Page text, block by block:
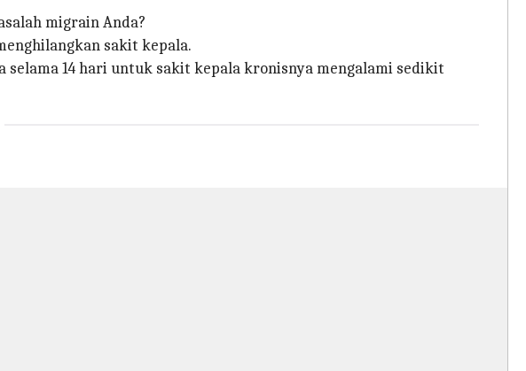
migrain Anda?
sakit kepala.
selama 14 hari untuk sakit kepala kronisnya mengalami sedikit